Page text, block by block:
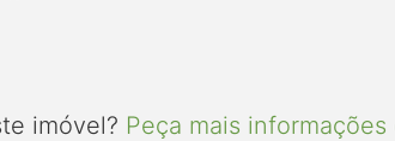
imóvel? Peça mais